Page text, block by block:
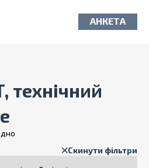
АНКЕТА
технічний
Скинути фільтри